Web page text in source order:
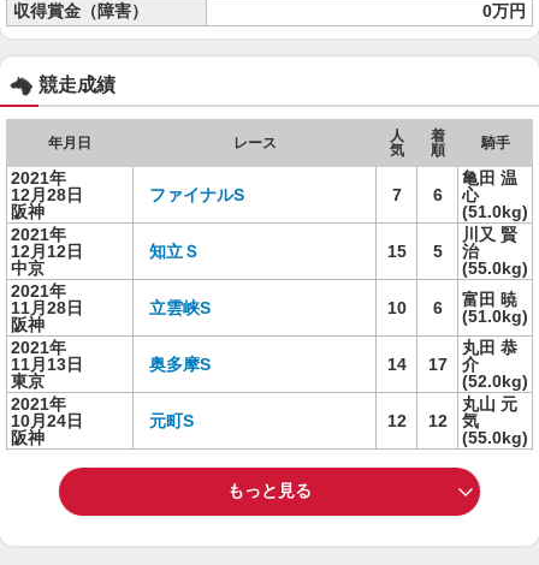
収得賞金（障害）
0万円
競走成績
年月日 レース
人
気
着
順
騎手
2021年
12月28日
阪神
ファイナルS 7 6
亀田 温
心
(51.0kg)
2021年
12月12日
中京
知立Ｓ 15 5
川又 賢
治
(55.0kg)
2021年
11月28日
阪神
立雲峡S 10 6
富田 暁
(51.0kg)
2021年
11月13日
東京
奥多摩S 14 17
丸田 恭
介
(52.0kg)
2021年
10月24日
阪神
元町S 12 12
丸山 元
気
(55.0kg)
もっと見る